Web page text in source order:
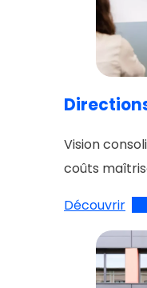
Vision
coûts
Découvrir